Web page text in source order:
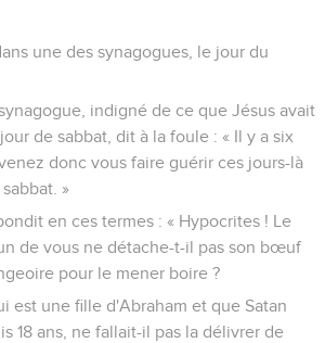
une des synagogues, le jour du
indigné de ce que Jésus avait
de sabbat, dit à la foule : « Il y a six
donc vous faire guérir ces jours-là
»
en ces termes : « Hypocrites ! Le
de vous ne détache-t-il pas son bœuf
pour le mener boire ?
est une fille d'Abraham et que Satan
18 ans, ne fallait-il pas la délivrer de